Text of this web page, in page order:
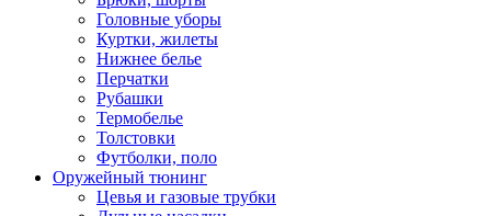
Головные уборы
Куртки, жилеты
Нижнее белье
Перчатки
Рубашки
Термобелье
Толстовки
Футболки, поло
Оружейный тюнинг
Цевья и газовые трубки